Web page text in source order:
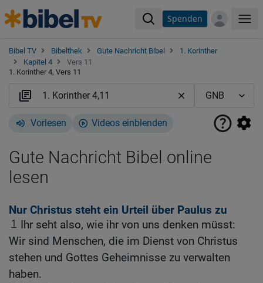
Spenden
Bibel TV Bibelthek Gute Nachricht Bibel
1. Korinther
Kapitel 4
Vers 11
1. Korinther 4, Vers 11
Vorlesen Videos einblenden
Gute Nachricht Bibel online
lesen
Nur Christus steht ein Urteil über Paulus zu
1
Ihr seht also, wie ihr von uns denken müsst:
Wir sind Menschen, die im Dienst von Christus
stehen und Gottes Geheimnisse zu verwalten
haben.